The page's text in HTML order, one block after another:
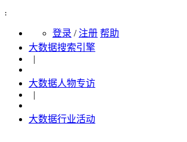
܄
登录 /注册 帮助
大数据搜索引擎
|
大数据人物专访
|
大数据行业活动